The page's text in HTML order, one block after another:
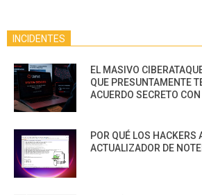
INCIDENTES
EL MASIVO
QUE PRESUNTAMENTE
ACUERDO SECRETO
POR QUÉ LOS HACKERS
ACTUALIZADOR DE